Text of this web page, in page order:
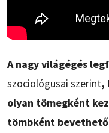
A nagy világégés
szociológusai szerint,
olyan tömegként
tömbként